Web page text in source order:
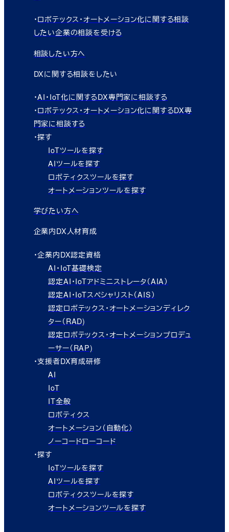
・ロボテックス・オートメーション化に関する相談
したい企業の相談を受ける
相談したい方へ
DXに関する相談をしたい
・AI・IoT化に関するDX専門家に相談する
・ロボテックス・オートメーション化に関するDX専
門家に相談する
・探す
IoTツールを探す
AIツールを探す
ロボティクスツールを探す
オートメーションツールを探す
学びたい方へ
企業内DX人材育成
・企業内DX認定資格
AI・IoT基礎検定
認定AI・IoTアドミニストレータ（AIA）
認定AI・IoTスペシャリスト（AIS）
認定ロボテックス・オートメーションディレク
ター（RAD)
認定ロボテックス・オートメーションプロデュ
ーサー（RAP)
・支援者DX育成研修
AI
IoT
IT全般
ロボティクス
オートメーション（自動化）
ノーコードローコード
・探す
IoTツールを探す
AIツールを探す
ロボティクスツールを探す
オートメーションツールを探す